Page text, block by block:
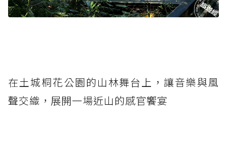
在土城桐花公園的山林舞台上，讓音樂與風
聲交織，展開一場近山的感官饗宴